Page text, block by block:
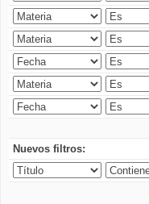
Nuevos filtros: